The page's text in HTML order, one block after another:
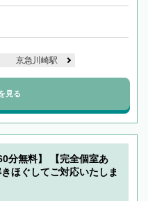
京急川崎駅
見る
分無料】 【完全個室あ
ほぐしてご対応いたしま